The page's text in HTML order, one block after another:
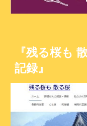
『残る桜も
記録』